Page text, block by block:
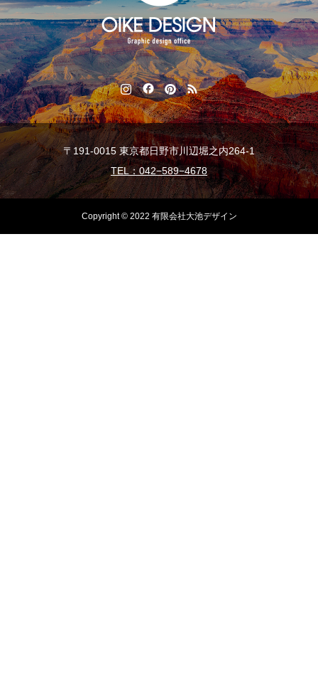
〒191-0015 東京都日野市川辺堀之内264-1
TEL：042−589−4678
Copyright © 2022 有限会社大池デザイン